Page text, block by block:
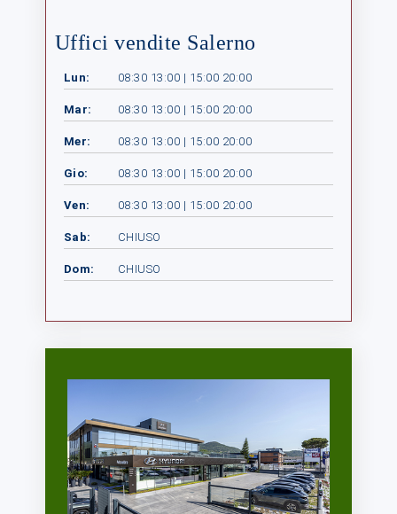
Uffici vendite Salerno
Lun: 08:30 13:00 | 15:00 20:00
Mar: 08:30 13:00 | 15:00 20:00
Mer: 08:30 13:00 | 15:00 20:00
Gio: 08:30 13:00 | 15:00 20:00
Ven: 08:30 13:00 | 15:00 20:00
Sab: CHIUSO
Dom: CHIUSO